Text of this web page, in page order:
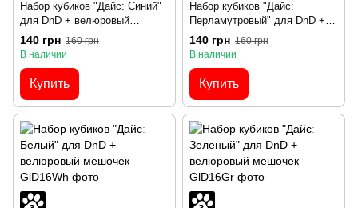
Набор кубиков "Дайс: Синий"
для DnD + велюровый
мешочек
140 грн 160 грн
В наличии
Купить
Набор кубиков "Дайс:
Перламутровый" для DnD +
велюровый мешочек
140 грн 160 грн
В наличии
Купить